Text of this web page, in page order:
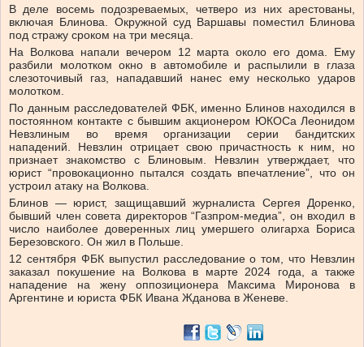
В деле восемь подозреваемых, четверо из них арестованы,
включая Блинова. Окружной суд Варшавы поместил Блинова
под стражу сроком на три месяца.
На Волкова напали вечером 12 марта около его дома. Ему
разбили молотком окно в автомобиле и распылили в глаза
слезоточивый газ, нападавший нанес ему несколько ударов
молотком.
По данным расследователей ФБК, именно Блинов находился в
постоянном контакте с бывшим акционером ЮКОСа Леонидом
Невзлиным во время организации серии бандитских
нападений. Невзлин отрицает свою причастность к ним, но
признает знакомство с Блиновым. Невзлин утверждает, что
юрист “провокационно пытался создать впечатление”, что он
устроил атаку на Волкова.
Блинов — юрист, защищавший журналиста Сергея Доренко,
бывший член совета директоров “Газпром-медиа”, он входил в
число наиболее доверенных лиц умершего олигарха Бориса
Березовского. Он жил в Польше.
12 сентября ФБК выпустил расследование о том, что Невзлин
заказал покушение на Волкова в марте 2024 года, а также
нападение на жену оппозиционера Максима Миронова в
Аргентине и юриста ФБК Ивана Жданова в Женеве.